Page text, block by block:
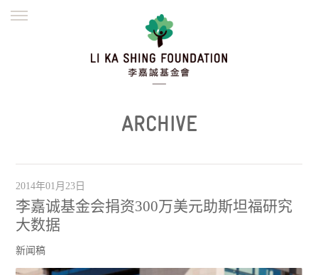
繁體
ARCHIVE
2014年01月23日
李嘉诚基金会捐资300万美元助斯坦福研究
大数据
新闻稿